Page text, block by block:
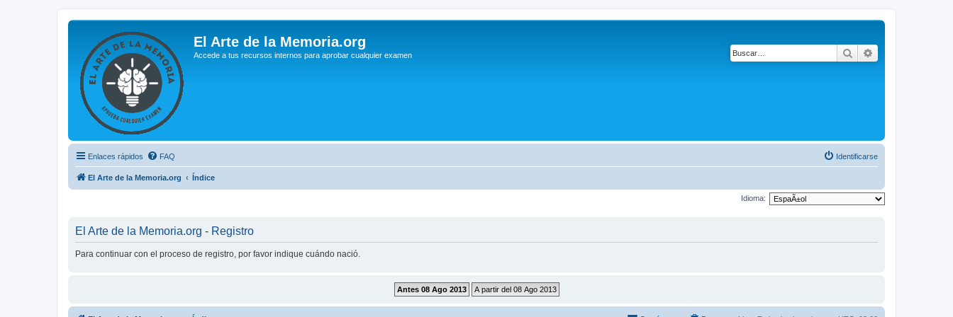
El Arte de la Memoria.org
Accede a tus recursos internos para aprobar cualquier examen Buscar
Enlaces rápidos FAQ Identificarse
El Arte de la Memoria.org Índice
Idioma:
El Arte de la Memoria.org - Registro
Para continuar con el proceso de registro, por favor indique cuándo nació.